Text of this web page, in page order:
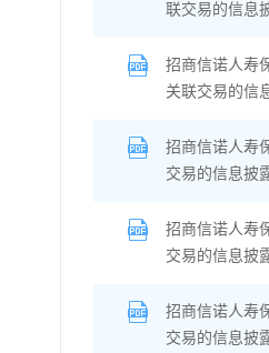
联交易的信息
招商信诺人寿
关联交易的信
招商信诺人寿
交易的信息披
招商信诺人寿
交易的信息披
招商信诺人寿
交易的信息披